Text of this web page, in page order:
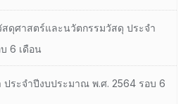
ดุศาสตร์และนวัตกรรมวัสดุ ประจำ
6 เดือน
ประจำปีงบประมาณ พ.ศ. 2564 รอบ 6